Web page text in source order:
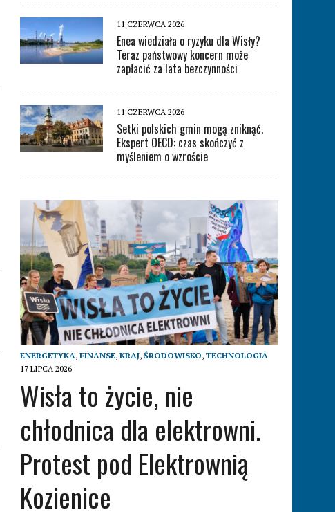
11 CZERWCA 2026
Enea wiedziała o ryzyku dla Wisły?
Teraz państwowy koncern może
zapłacić za lata bezczynności
11 CZERWCA 2026
Setki polskich gmin mogą zniknąć.
Ekspert OECD: czas skończyć z
myśleniem o wzroście
ENERGETYKA,FINANSE,KRAJ,ŚRODOWISKO,TECHNOLOGIA
17 LIPCA 2026
Wisła to życie, nie
chłodnica dla elektrowni.
Protest pod Elektrownią
Kozienice